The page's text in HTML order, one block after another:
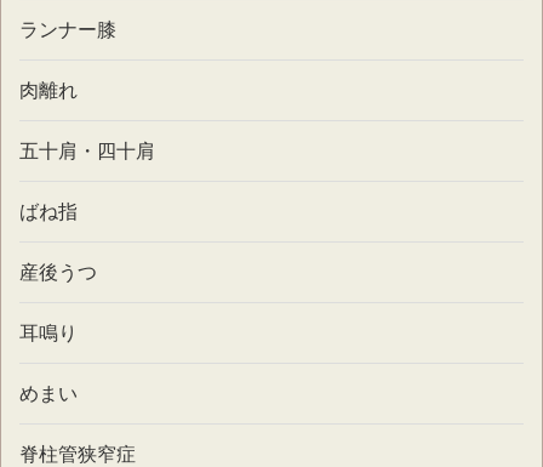
ランナー膝
肉離れ
五十肩・四十肩
ばね指
産後うつ
耳鳴り
めまい
脊柱管狭窄症